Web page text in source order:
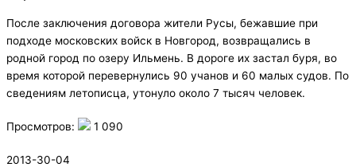
После заключения договора жители Русы, бежавшие при
подходе московских войск в Новгород, возвращались в
родной город по озеру Ильмень. В дороге их застал буря, во
время которой перевернулись 90 учанов и 60 малых судов. По
сведениям летописца, утонуло около 7 тысяч человек.
Просмотров: 1 090
2013-30-04